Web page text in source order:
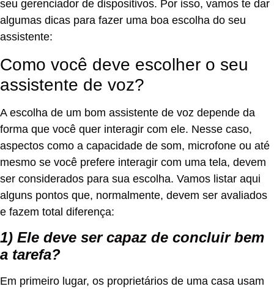
seu gerenciador de dispositivos. Por isso, vamos te dar
algumas dicas para fazer uma boa escolha do seu
assistente:
Como você deve escolher o seu
assistente de voz?
A escolha de um bom assistente de voz depende da
forma que você quer interagir com ele. Nesse caso,
aspectos como a capacidade de som, microfone ou até
mesmo se você prefere interagir com uma tela, devem
ser considerados para sua escolha. Vamos listar aqui
alguns pontos que, normalmente, devem ser avaliados
e fazem total diferença:
1) Ele deve ser capaz de concluir bem
a tarefa?
Em primeiro lugar, os proprietários de uma casa usam